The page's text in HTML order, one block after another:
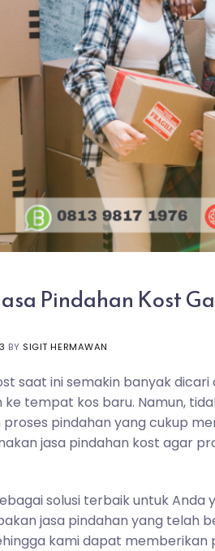
Pindahan Kost
BY SIGIT HERMAWAN
saat ini semakin banyak
ke tempat kos baru. Namun,
pindahan yang cukup
jasa pindahan kost agar
solusi terbaik untuk Anda
jasa pindahan yang telah
kami dapat